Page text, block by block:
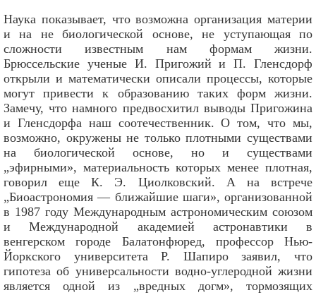
Наука показывает, что возможна организация материи
и на не биологической основе, не уступающая по
сложности известным нам формам жизни.
Брюссельские ученые И. Пригожий и П. Гленсдорф
открыли и математически описали процессы, которые
могут привести к образованию таких форм жизни.
Замечу, что намного предвосхитил выводы Пригожина
и Гленсдорфа наш соотечественник. О том, что мы,
возможно, окружены не только плотными существами
на биологической основе, но и существами
„эфирными», материальность которых менее плотная,
говорил еще К. Э. Циолковский. А на встрече
„Биоастрономия — ближайшие шаги», организованной
в 1987 году Международным астрономическим союзом
и Международной академией астронавтики в
венгерском городе Балатонфюред, профессор Нью-
Йоркского университета Р. Шапиро заявил, что
гипотеза об универсальности водно-углеродной жизни
является одной из „вредных догм», тормозящих